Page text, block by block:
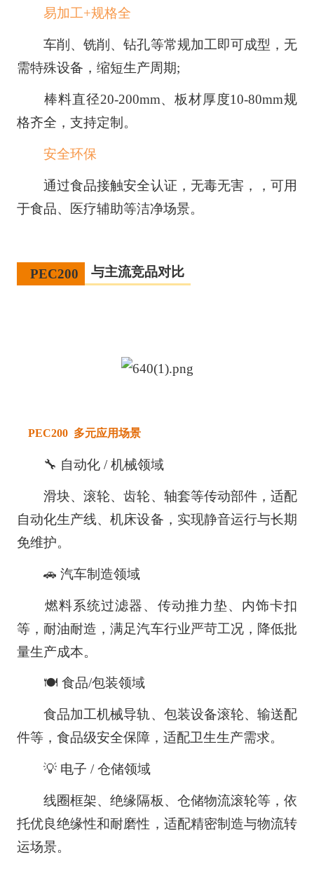
易加工+规格全
车削、铣削、钻孔等常规加工即可成型，无
需特殊设备，缩短生产周期;
棒料直径20-200mm、板材厚度10-80mm规
格齐全，支持定制。
安全环保
通过食品接触安全认证，无毒无害，，可用
于食品、医疗辅助等洁净场景。
PEC200 与主流竞品对比
PEC200 多元应用场景
🔧 自动化 / 机械领域
滑块、滚轮、齿轮、轴套等传动部件，适配
自动化生产线、机床设备，实现静音运行与长期
免维护。
🚗 汽车制造领域
燃料系统过滤器、传动推力垫、内饰卡扣
等，耐油耐造，满足汽车行业严苛工况，降低批
量生产成本。
🍽️ 食品/包装领域
食品加工机械导轨、包装设备滚轮、输送配
件等，食品级安全保障，适配卫生生产需求。
💡 电子 / 仓储领域
线圈框架、绝缘隔板、仓储物流滚轮等，依
托优良绝缘性和耐磨性，适配精密制造与物流转
运场景。